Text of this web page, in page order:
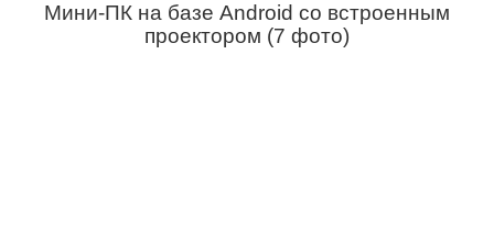
Мини-ПК на базе Android со встроенным
проектором (7 фото)